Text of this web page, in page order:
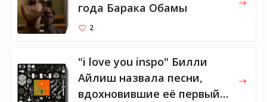
года Барака Обамы
2
"i love you inspo" Билли
Айлиш назвала песни,
вдохновившие её первый